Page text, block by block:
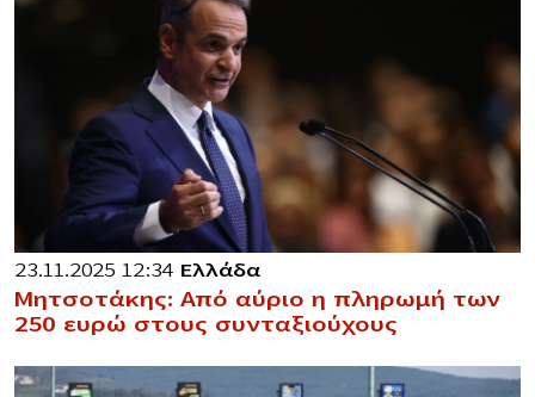
23.11.2025 12:34 Ελλάδα
Μητσοτάκης: Από αύριο η πληρωμή των
250 ευρώ στους συνταξιούχους